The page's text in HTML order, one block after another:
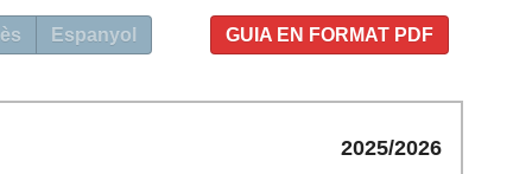
GUIA EN FORMAT PDF
Espanyol
2025/2026